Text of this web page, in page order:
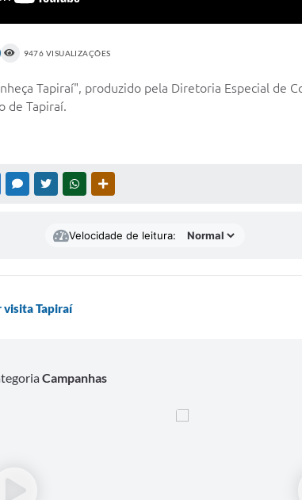
9476 VISUALIZAÇÕES
Tapiraí", produzido pela Diretoria Especial de
de Tapiraí.
FACEBOOKMESSENGER
TWITTERWHATSAPP
Velocidade de leitura:
Tapiraí
Campanhas